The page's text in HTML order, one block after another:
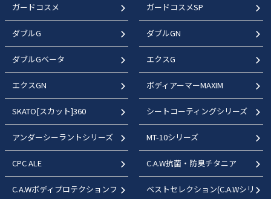
ガードコスメ ガードコスメSP
ダブルG ダブルGN
ダブルGベータ エクスG
エクスGN ボディアーマーMAXIM
SKATO[スカット]360 シートコーティングシリーズ
アンダーシーラントシリーズ MT-10シリーズ
CPC ALE C.A.W抗菌・防臭チタニア
C.A.Wボディプロテクションフ
ベストセレクション(C.A.Wシリ